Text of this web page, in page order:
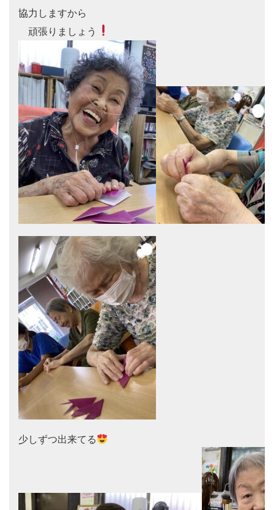
協力しますから
頑張りましょう
少しずつ出来てる